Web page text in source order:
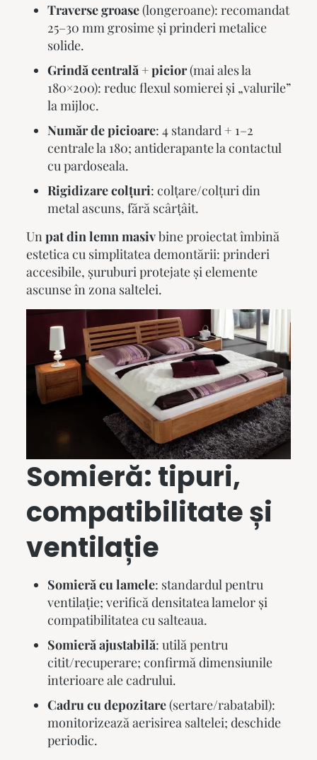
Traverse groase(longeroane): recomandat
25–30 mm grosime și prinderi metalice
solide.
Grindă centrală + picior(mai ales la
180×200): reduc flexul somierei și „valurile”
la mijloc.
Număr de picioare: 4 standard + 1–2
centrale la 180; antiderapante la contactul
cu pardoseala.
Rigidizare colțuri: colțare/colțuri din
metal ascuns, fără scârțâit.
Unpat din lemn masivbine proiectat îmbină
estetica cu simplitatea demontării: prinderi
accesibile, șuruburi protejate și elemente
ascunse în zona saltelei.
Somieră: tipuri,
compatibilitate și
ventilație
Somieră cu lamele: standardul pentru
ventilație; verifică densitatea lamelor și
compatibilitatea cu salteaua.
Somieră ajustabilă: utilă pentru
citit/recuperare; confirmă dimensiunile
interioare ale cadrului.
Cadru cu depozitare(sertare/rabatabil):
monitorizează aerisirea saltelei; deschide
periodic.